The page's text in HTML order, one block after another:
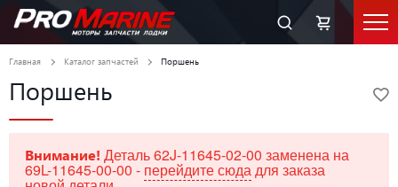
Главная Каталог запчастей Поршень
Поршень
Внимание! Деталь 62J-11645-02-00 заменена на
69L-11645-00-00 - перейдите сюдадля заказа